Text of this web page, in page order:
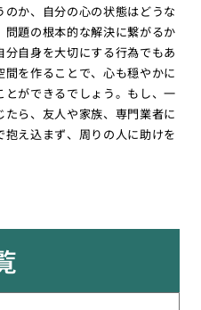
か、自分の心の状態はどうな
題の根本的な解決に繋がるか
自身を大切にする行為でもあ
を作ることで、心も穏やかに
ができるでしょう。もし、一
ら、友人や家族、専門業者に
え込まず、周りの人に助けを